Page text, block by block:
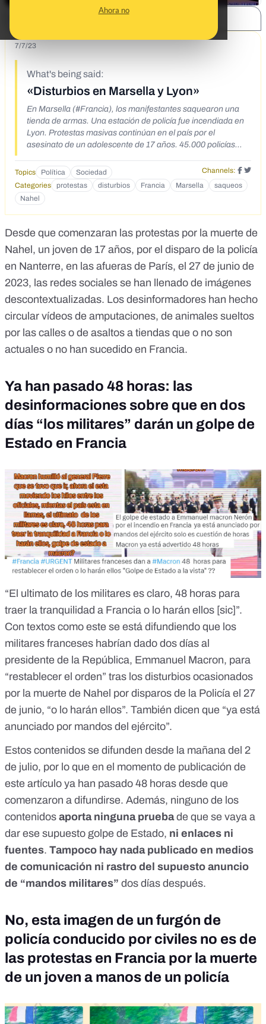
Ahora no
7/7/23
What's being said:
«Disturbios en Marsella y Lyon»
En Marsella (#Francia), los manifestantes saquearon una
tienda de armas. Una estación de policía fue incendiada en
Lyon. Protestas masivas continúan en el país por el
asesinato de un adolescente de 17 años. 45.000 policías
https://twitter.com/OaxacaInforma10/status/1675117573434
667009
https://www.facebook.com/groups/1489816737998103/?
multi_permalinks=3412211382425286&hoisted_section_he
ader_type=recently_seen&cft[0]=AZUpAFMQo0vVaOJl_Qt
B26x2KZ34wkiYpzSOLPcxXMCrHDOMyz_qe5w7Ks0wWJk
bsS6Q-4iLVkTdO_mZ0Q9cLGQc-7b9IQPm-m3O5V9ido-
0YNj0PABSOFtTViaCXRCRAAfaCOH2-
EKcakfbfp8dgfk_&tn=%2CO%2CP-R
Topics Política Sociedad
Channels:
Categories
protestas disturbios Francia Marsella
saqueos
Nahel
Desde que comenzaran las protestas por la muerte de
Nahel, un joven de 17 años, por el disparo de la policía
en Nanterre, en las afueras de París, el 27 de junio de
2023, las redes sociales se han llenado de imágenes
descontextualizadas. Los desinformadores han hecho
circular vídeos de amputaciones, de animales sueltos
por las calles o de asaltos a tiendas que o no son
actuales o no han sucedido en Francia.
Ya han pasado 48 horas: las
desinformaciones sobre que en dos
días “los militares” darán un golpe de
Estado en Francia
“El ultimato de los militares es claro, 48 horas para
traer la tranquilidad a Francia o lo harán ellos [sic]”.
Con textos como este se está difundiendo que los
militares franceses habrían dado dos días al
presidente de la República, Emmanuel Macron, para
“restablecer el orden” tras los disturbios ocasionados
por la muerte de Nahel por disparos de la Policía el 27
de junio, “o lo harán ellos”. También dicen que “ya está
anunciado por mandos del ejército”.
Estos contenidos se difunden desde la mañana del 2
de julio, por lo que en el momento de publicación de
este artículo ya han pasado 48 horas desde que
comenzaron a difundirse. Además, ninguno de los
contenidos aporta ninguna prueba de que se vaya a
dar ese supuesto golpe de Estado, ni enlaces ni
fuentes. Tampoco hay nada publicado en medios
de comunicación ni rastro del supuesto anuncio
de “mandos militares” dos días después.
No, esta imagen de un furgón de
policía conducido por civiles no es de
las protestas en Francia por la muerte
de un joven a manos de un policía